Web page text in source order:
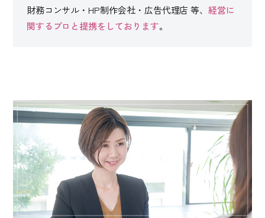
財務コンサル・HP制作会社・広告代理店 等、経営に
関するプロと提携をしております。